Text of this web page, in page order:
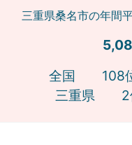
三重県桑名市の年間
全国 108位
三重県 2